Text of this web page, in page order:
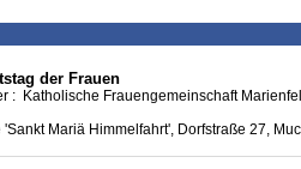
der Frauen
: Katholische Frauengemeinschaft
'Sankt Mariä Himmelfahrt', Dorfstraße 27,